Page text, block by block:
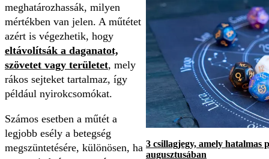
meghatározhassák, milyen
mértékben van jelen. A műtétet
azért is végezhetik, hogy
eltávolítsák a daganatot,
szövetet vagy területet, mely
rákos sejteket tartalmaz, így
például nyirokcsomókat.
Számos esetben a műtét a
legjobb esély a betegség
megszüntetésére, különösen, ha 3 csillagjegy, amely hatalmas
augusztusában